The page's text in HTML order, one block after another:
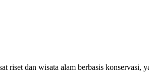
dan wisata alam berbasis konservasi,